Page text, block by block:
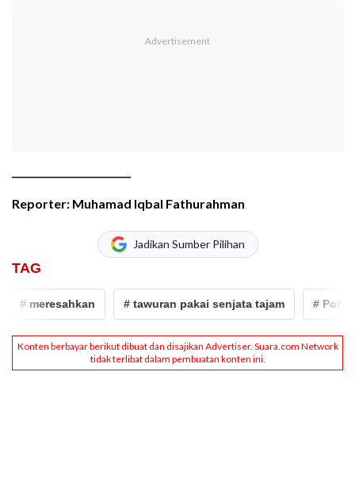
Reporter: Muhamad Iqbal Fathurahman
Jadikan Sumber Pilihan
TAG
# meresahkan # tawuran pakai senjata tajam # Pondok